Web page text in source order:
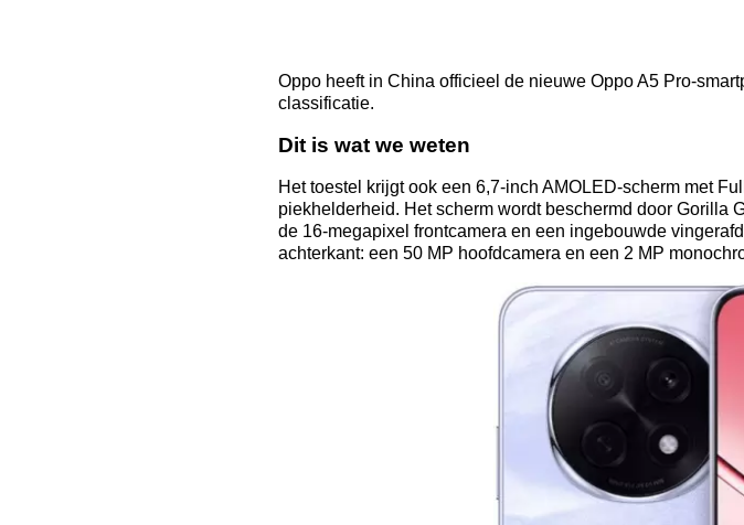
Oppo heeft in China officieel de nieuwe Oppo A5 Pro-
classificatie.
Dit is wat we weten
Het toestel krijgt ook een 6,7-inch AMOLED-scherm met
piekhelderheid. Het scherm wordt beschermd door Gorilla
de 16-megapixel frontcamera en een ingebouwde
achterkant: een 50 MP hoofdcamera en een 2 MP